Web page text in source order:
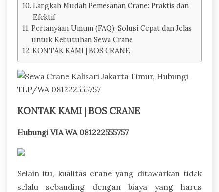
Langkah Mudah Pemesanan Crane: Praktis dan
Efektif
Pertanyaan Umum (FAQ): Solusi Cepat dan Jelas
untuk Kebutuhan Sewa Crane
KONTAK KAMI | BOS CRANE
KONTAK KAMI | BOS CRANE
Hubungi VIA WA 081222555757
Selain itu, kualitas crane yang ditawarkan tidak
selalu sebanding dengan biaya yang harus